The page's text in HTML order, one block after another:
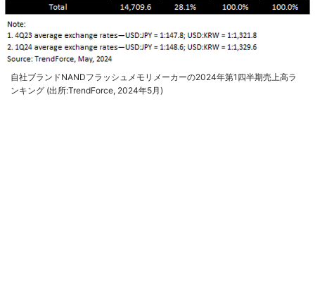
自社ブランドNANDフラッシュメモリメーカーの2024年第1四半期売上高ラ
ンキング (出所:TrendForce, 2024年5月)